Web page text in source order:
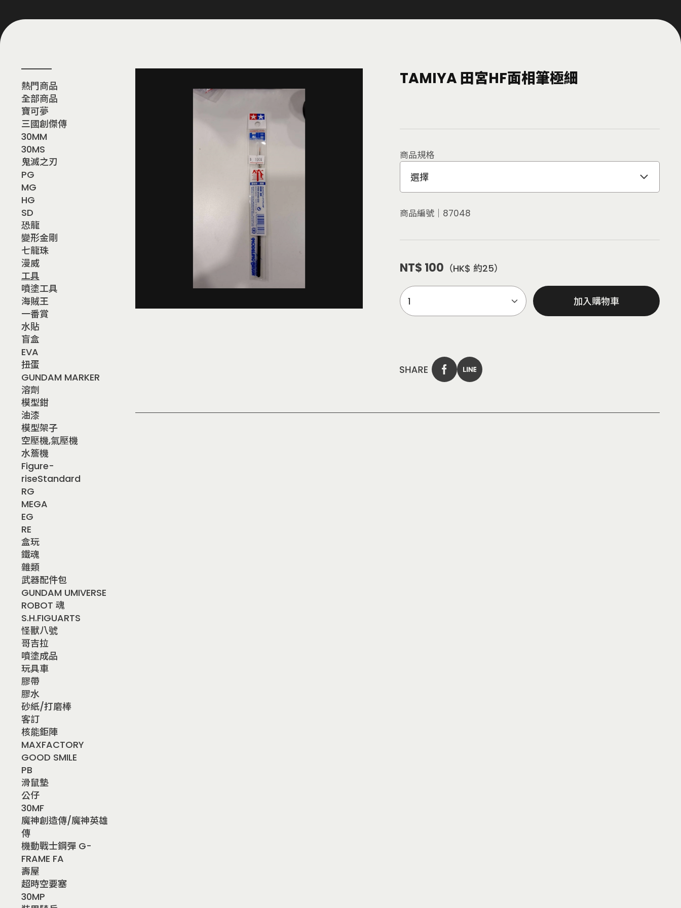
熱門商品
全部商品
寶可夢
三國創傑傳
30MM
30MS
鬼滅之刃
PG
MG
HG
SD
恐龍
變形金剛
七龍珠
漫威
工具
噴塗工具
海賊王
一番賞
水貼
盲盒
EVA
扭蛋
GUNDAM MARKER
溶劑
模型鉗
油漆
模型架子
空壓機,氣壓機
水簷機
Figure-
riseStandard
RG
MEGA
EG
RE
盒玩
鐵魂
雜類
武器配件包
GUNDAM UMIVERSE
ROBOT 魂
S.H.FIGUARTS
怪獸八號
哥吉拉
噴塗成品
玩具車
膠帶
膠水
砂紙/打磨棒
客訂
核能鉅陣
MAXFACTORY
GOOD SMILE
PB
滑鼠墊
公仔
30MF
魔神創造傳/魔神英雄
傳
機動戰士鋼彈 G-
FRAME FA
壽屋
超時空要塞
30MP
TAMIYA 田宮HF面相筆極細
商品規格
選擇
商品編號│ 87048
NT$ 100 （HK$ 約25）
加入購物車